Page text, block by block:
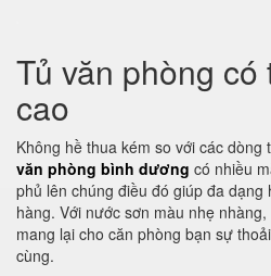
Tủ văn phòng
cao
Không hề thua kém so với các dòng
văn phòng bình dương có nhiều
phủ lên chúng điều đó giúp đa dạng
hàng. Với nước sơn màu nhẹ
mang lại cho căn phòng bạn sự
cùng.